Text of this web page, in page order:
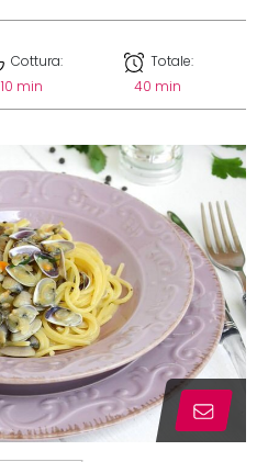
Cottura:
10 min
Totale:
40 min